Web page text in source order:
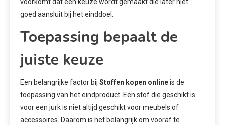
goed aansluit bij het einddoel.
Toepassing bepaalt de
juiste keuze
Een belangrijke factor bij Stoffen kopen onlineis de
toepassing van het eindproduct. Een stof die geschikt is
voor een jurk is niet altijd geschikt voor meubels of
accessoires. Daarom is het belangrijk om vooraf te